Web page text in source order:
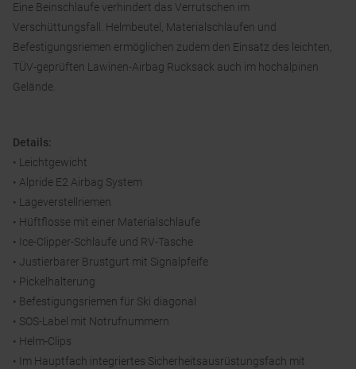
Eine Beinschlaufe verhindert das Verrutschen im
Verschüttungsfall. Helmbeutel, Materialschlaufen und
Befestigungsriemen ermöglichen zudem den Einsatz des leichten,
TÜV-geprüften Lawinen-Airbag Rucksack auch im hochalpinen
Gelände.
Details:
• Leichtgewicht
• Alpride E2 Airbag System
• Lageverstellriemen
• Hüftflosse mit einer Materialschlaufe
• Ice-Clipper-Schlaufe und RV-Tasche
• Justierbarer Brustgurt mit Signalpfeife
• Pickelhalterung
• Befestigungsriemen für Ski diagonal
• SOS-Label mit Notrufnummern
• Helm-Clips
• Im Hauptfach integriertes Sicherheitsausrüstungsfach mit